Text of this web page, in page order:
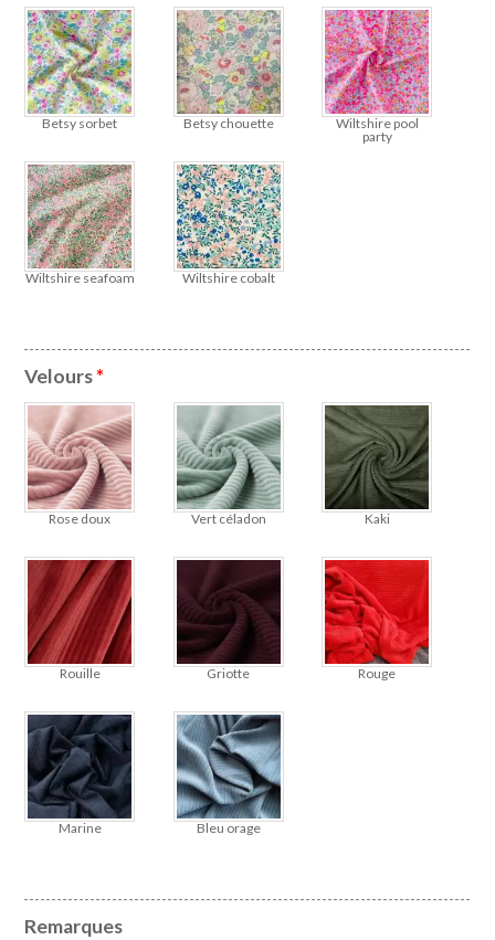
Betsy sorbet Betsy chouette
Wiltshire pool
party
Wiltshire seafoam Wiltshire cobalt
Velours*
Rose doux Vert céladon Kaki
Rouille Griotte Rouge
Marine Bleu orage
Remarques